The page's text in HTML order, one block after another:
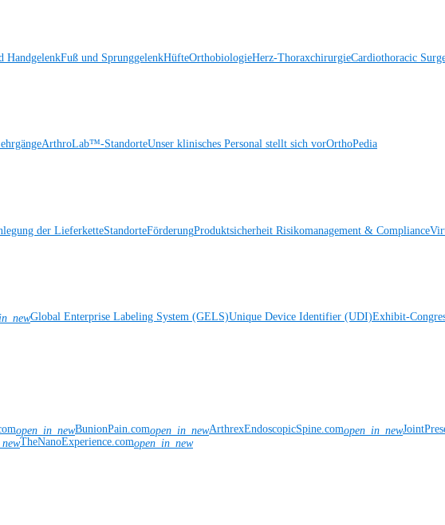
HandgelenkFuß und SprunggelenkHüfteOrthobiologieHerz-ThoraxchirurgieCardiothoracic
ArthroLab™-StandorteUnser klinisches Personal stellt sich vorOrthoPedia
der LieferketteStandorteFörderungProduktsicherheit Risikomanagement & Compliance
Global Enterprise Labeling System (GELS)Unique Device Identifier (UDI)Exhibit-
open_in_newBunionPain.comopen_in_newArthrexEndoscopicSpine.comopen_in_new
TheNanoExperience.comopen_in_new